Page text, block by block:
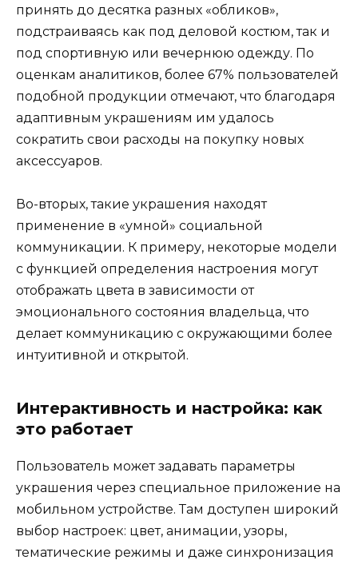
принять до десятка разных «обликов»,
подстраиваясь как под деловой костюм, так и
под спортивную или вечернюю одежду. По
оценкам аналитиков, более 67% пользователей
подобной продукции отмечают, что благодаря
адаптивным украшениям им удалось
сократить свои расходы на покупку новых
аксессуаров.
Во-вторых, такие украшения находят
применение в «умной» социальной
коммуникации. К примеру, некоторые модели
с функцией определения настроения могут
отображать цвета в зависимости от
эмоционального состояния владельца, что
делает коммуникацию с окружающими более
интуитивной и открытой.
Интерактивность и настройка: как
это работает
Пользователь может задавать параметры
украшения через специальное приложение на
мобильном устройстве. Там доступен широкий
выбор настроек: цвет, анимации, узоры,
тематические режимы и даже синхронизация